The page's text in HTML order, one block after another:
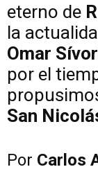
eterno de
la
Omar
por el
San
Por Carlos